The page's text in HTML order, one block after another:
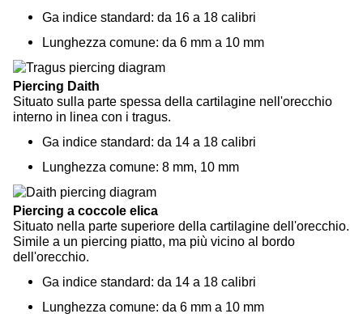
Ga indice standard: da 16 a 18 calibri
Lunghezza comune: da 6 mm a 10 mm
Piercing Daith
Situato sulla parte spessa della cartilagine nell'orecchio
interno in linea con i tragus.
Ga indice standard: da 14 a 18 calibri
Lunghezza comune: 8 mm, 10 mm
Piercing a coccole elica
Situato nella parte superiore della cartilagine dell'orecchio.
Simile a un piercing piatto, ma più vicino al bordo
dell'orecchio.
Ga indice standard: da 14 a 18 calibri
Lunghezza comune: da 6 mm a 10 mm